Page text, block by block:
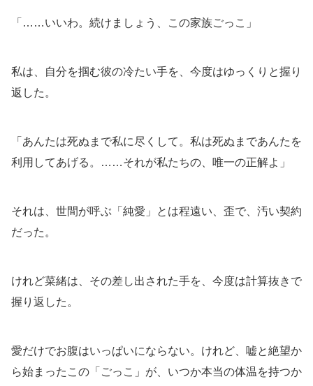
「……いいわ。続けましょう、この家族ごっこ」
私は、自分を掴む彼の冷たい手を、今度はゆっくりと握り
返した。
「あんたは死ぬまで私に尽くして。私は死ぬまであんたを
利用してあげる。……それが私たちの、唯一の正解よ」
それは、世間が呼ぶ「純愛」とは程遠い、歪で、汚い契約
だった。
けれど菜緒は、その差し出された手を、今度は計算抜きで
握り返した。
愛だけでお腹はいっぱいにならない。けれど、嘘と絶望か
ら始まったこの「ごっこ」が、いつか本当の体温を持つか